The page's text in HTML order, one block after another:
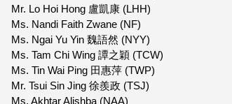
Mr. Lo Hoi Hong 盧凱康 (LHH)
Ms. Nandi Faith Zwane (NF)
Ms. Ngai Yu Yin 魏語然 (NYY)
Ms. Tam Chi Wing 譚之穎 (TCW)
Ms. Tin Wai Ping 田惠萍 (TWP)
Mr. Tsui Sin Jing 徐羨政 (TSJ)
Ms. Akhtar Alishba (NAA)